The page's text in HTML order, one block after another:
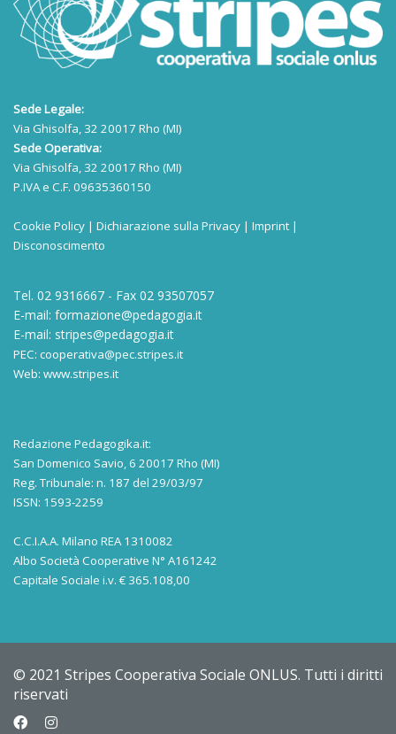
Sede Legale:
Via Ghisolfa, 32 20017 Rho (MI)
Sede Operativa:
Via Ghisolfa, 32 20017 Rho (MI)
P.IVA e C.F. 09635360150
Cookie Policy | Dichiarazione sulla Privacy | Imprint |
Disconoscimento
Tel. 02 9316667 - Fax 02 93507057
E-mail: formazione@pedagogia.it
E-mail: stripes@pedagogia.it
PEC: cooperativa@pec.stripes.it
Web: www.stripes.it
Redazione Pedagogika.it:
San Domenico Savio, 6 20017 Rho (MI)
Reg. Tribunale: n. 187 del 29/03/97
ISSN: 1593-2259
C.C.I.A.A. Milano REA 1310082
Albo Società Cooperative N° A161242
Capitale Sociale i.v. € 365.108,00
© 2021 Stripes Cooperativa Sociale ONLUS. Tutti i diritti
riservati